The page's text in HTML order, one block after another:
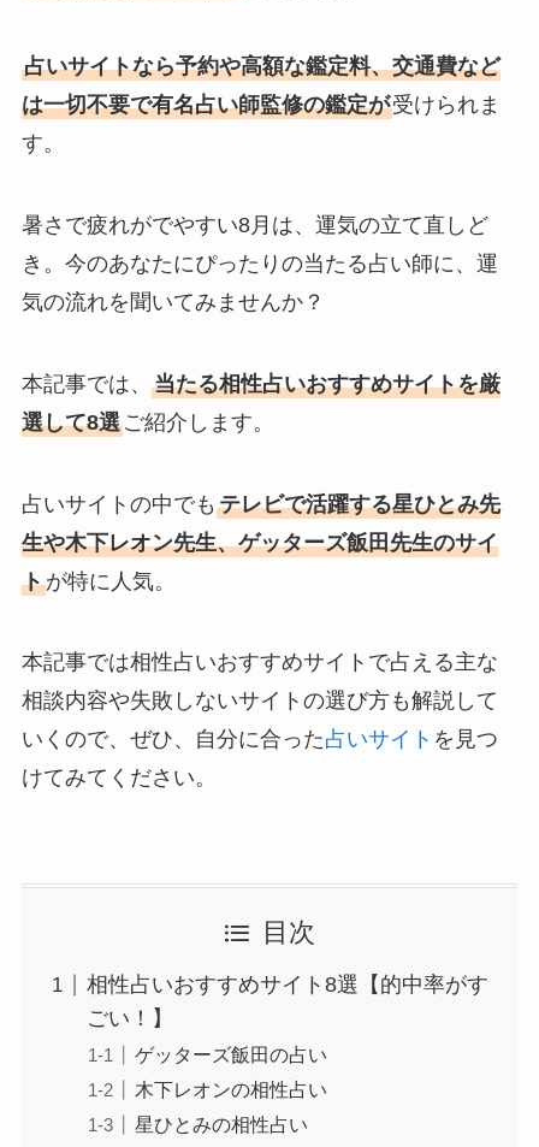
占いサイトなら予約や高額な鑑定料、交通費など
は一切不要で有名占い師監修の鑑定が受けられま
す。
暑さで疲れがでやすい8月は、運気の立て直しど
き。今のあなたにぴったりの当たる占い師に、運
気の流れを聞いてみませんか？
本記事では、 当たる相性占いおすすめサイトを厳
選して8選ご紹介します。
占いサイトの中でも テレビで活躍する星ひとみ先
生や木下レオン先生、ゲッターズ飯田先生のサイ
トが特に人気。
本記事では相性占いおすすめサイトで占える主な
相談内容や失敗しないサイトの選び方も解説して
いくので、ぜひ、自分に合った占いサイト を見つ
けてみてください。
目次
相性占いおすすめサイト8選【的中率がす
ごい！】
ゲッターズ飯田の占い
木下レオンの相性占い
星ひとみの相性占い